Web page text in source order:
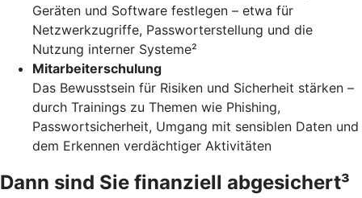
Geräten und Software festlegen – etwa für
Netzwerkzugriffe, Passworterstellung und die
Nutzung interner Systeme²
Mitarbeiterschulung
Das Bewusstsein für Risiken und Sicherheit stärken –
durch Trainings zu Themen wie Phishing,
Passwortsicherheit, Umgang mit sensiblen Daten und
dem Erkennen verdächtiger Aktivitäten
Dann sind Sie finanziell abgesichert³